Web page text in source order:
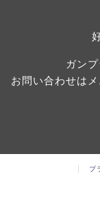
ガン
お問い合わせは
プ